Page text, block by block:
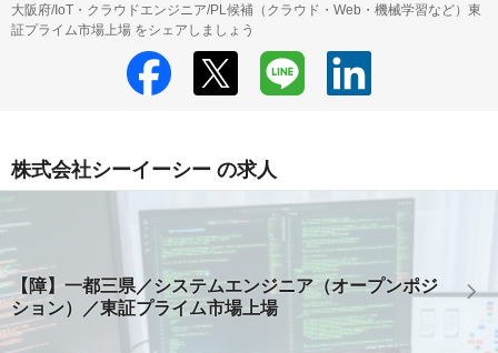
大阪府/IoT・クラウドエンジニア/PL候補（クラウド・Web・機械学習など）東
証プライム市場上場 をシェアしましょう
株式会社シーイーシー の求人
【障】一都三県／システムエンジニア（オープンポジ
ション）／東証プライム市場上場